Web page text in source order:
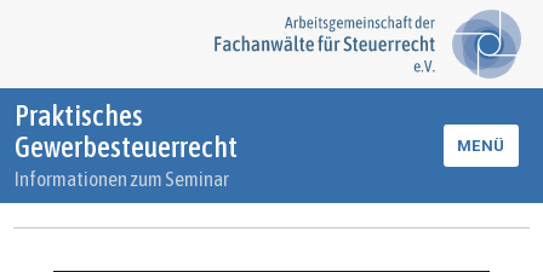
Praktisches
Gewerbesteuerrecht
Informationen zum Seminar
MENÜ